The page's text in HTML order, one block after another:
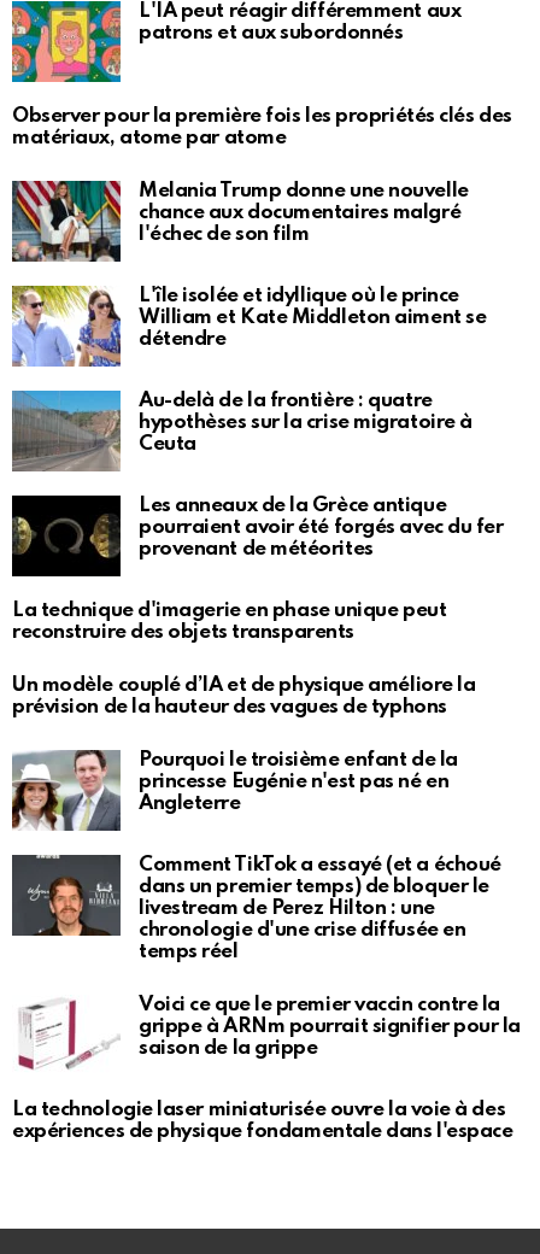
L'IA peut réagir différemment aux
patrons et aux subordonnés
Observer pour la première fois les propriétés clés des
matériaux, atome par atome
Melania Trump donne une nouvelle
chance aux documentaires malgré
l'échec de son film
L'île isolée et idyllique où le prince
William et Kate Middleton aiment se
détendre
Au-delà de la frontière : quatre
hypothèses sur la crise migratoire à
Ceuta
Les anneaux de la Grèce antique
pourraient avoir été forgés avec du fer
provenant de météorites
La technique d'imagerie en phase unique peut
reconstruire des objets transparents
Un modèle couplé d’IA et de physique améliore la
prévision de la hauteur des vagues de typhons
Pourquoi le troisième enfant de la
princesse Eugénie n'est pas né en
Angleterre
Comment TikTok a essayé (et a échoué
dans un premier temps) de bloquer le
livestream de Perez Hilton : une
chronologie d'une crise diffusée en
temps réel
Voici ce que le premier vaccin contre la
grippe à ARNm pourrait signifier pour la
saison de la grippe
La technologie laser miniaturisée ouvre la voie à des
expériences de physique fondamentale dans l'espace